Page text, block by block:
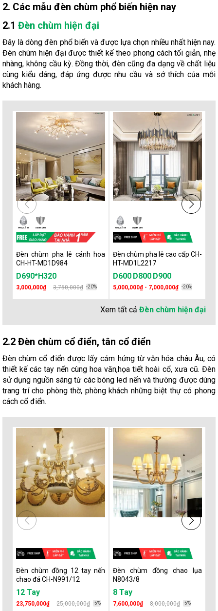
2. Các mẫu đèn chùm phổ biến hiện nay
2.1 Đèn chùm hiện đại
Đây là dòng đèn phổ biến và được lựa chọn nhiều nhất hiện nay.
Đèn chùm hiện đại được thiết kế theo phong cách tối giản, nhẹ
nhàng, không cầu kỳ. Đồng thời, đèn cũng đa dạng về chất liệu
cùng kiểu dáng, đáp ứng được nhu cầu và sở thích của mỗi
khách hàng.
Đèn chùm pha lê cánh hoa
CH-HT-MD1D984
D690*H320
3,000,000₫ 3,750,000₫ -20%
Đèn chùm pha lê cao cấp CH-
HT-MD1L2217
D600 D800 D900
5,000,000₫ - 7,000,000₫ -20%
Xem tất cả Đèn chùm hiện đại
2.2 Đèn chùm cổ điển, tân cổ điển
Đèn chùm cổ điển được lấy cảm hứng từ văn hóa châu Âu, có
thiết kế các tay nến cùng hoa văn,họa tiết hoài cổ, xưa cũ. Đèn
sử dụng nguồn sáng từ các bóng led nến và thường được dùng
trang trí cho phòng thờ, phòng khách những biệt thự có phong
cách cổ điển.
Đèn chùm đồng 12 tay nến
chao đá CH-N991/12
12 Tay
23,750,000₫ 25,000,000₫ -5%
Đèn chùm đồng chao lụa
N8043/8
8 Tay
7,600,000₫ 8,000,000₫ -5%